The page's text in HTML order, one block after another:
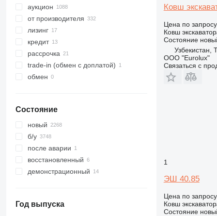
390
395
416
420
428
432
434
906
908
924
930
938
950
966
аукцион
от производителя
лизинг
кредит
рассрочка
trade-in (обмен с доплатой)
обмен
Состояние
новый
б/у
после аварии
восстановленный
демонстрационный
Год выпуска
Ковш
Цена по запросу
Ковш
Состояние
Узбекистан,
ООО "Eurolux"
Связаться с
1
ЭШ 40.85
Цена по запросу
Ковш
Состояние